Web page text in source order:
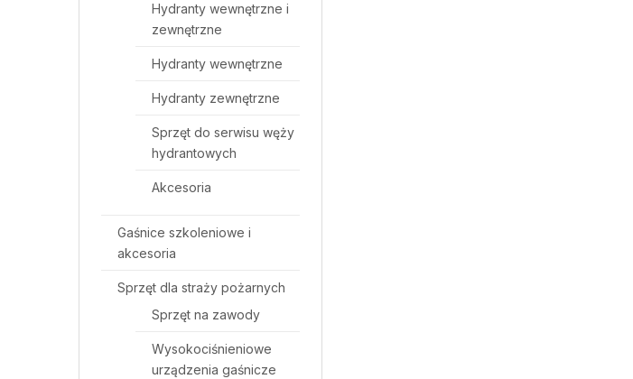
Hydranty wewnętrzne i
zewnętrzne
Hydranty wewnętrzne
Hydranty zewnętrzne
Sprzęt do serwisu węży
hydrantowych
Akcesoria
Gaśnice szkoleniowe i
akcesoria
Sprzęt dla straży pożarnych
Sprzęt na zawody
Wysokociśnieniowe
urządzenia gaśnicze